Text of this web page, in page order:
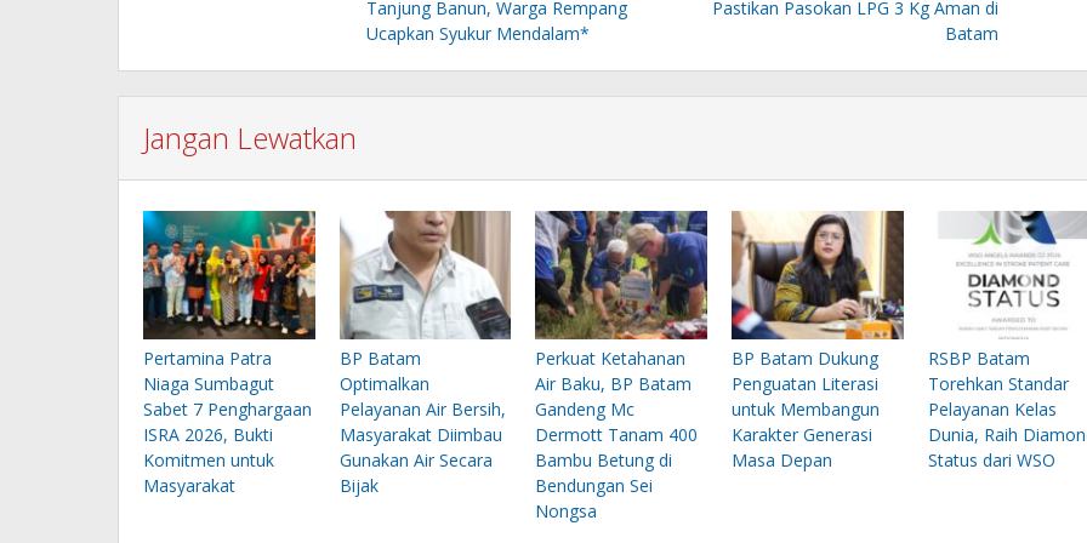
Tanjung Banun, Warga Rempang
Ucapkan Syukur Mendalam*
Pastikan Pasokan LPG 3 Kg Aman di
Batam
Jangan Lewatkan
Pertamina Patra
Niaga Sumbagut
Sabet 7 Penghargaan
ISRA 2026, Bukti
Komitmen untuk
Masyarakat
BP Batam
Optimalkan
Pelayanan Air Bersih,
Masyarakat Diimbau
Gunakan Air Secara
Bijak
Perkuat Ketahanan
Air Baku, BP Batam
Gandeng Mc
Dermott Tanam 400
Bambu Betung di
Bendungan Sei
Nongsa
BP Batam Dukung
Penguatan Literasi
untuk Membangun
Karakter Generasi
Masa Depan
RSBP Batam
Torehkan Standar
Pelayanan Kelas
Dunia, Raih
Status dari WSO